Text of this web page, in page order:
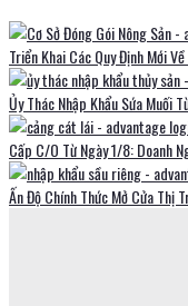
Triển Khai Các Quy Định Mới
Ủy Thác Nhập Khẩu Sứa Muối
Cấp C/O Từ Ngày 1/8: Doanh
Ấn Độ Chính Thức Mở Cửa Thị